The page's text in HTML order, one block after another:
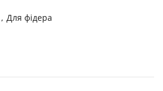
, Для фідера